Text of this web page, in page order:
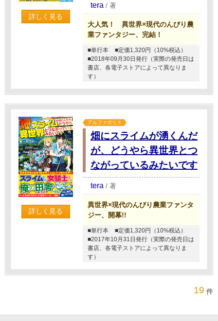
詳しく見る
tera / 著
大人気！ 異世界×現代のんびり農
業ファンタジー、完結！
■単行本
■定価1,320円（10%税込）
■2018年09月30日発行（実際の発売日は
書店、各電子ストアによって異なりま
す）
詳しく見る
アルファポリス
畑にスライムが湧くんだ
が、どうやら異世界とつ
ながっているみたいです
tera / 著
異世界×現代のんびり農業ファンタ
ジー、開幕!!
■単行本
■定価1,320円（10%税込）
■2017年10月31日発行（実際の発売日は
書店、各電子ストアによって異なりま
す）
19 件